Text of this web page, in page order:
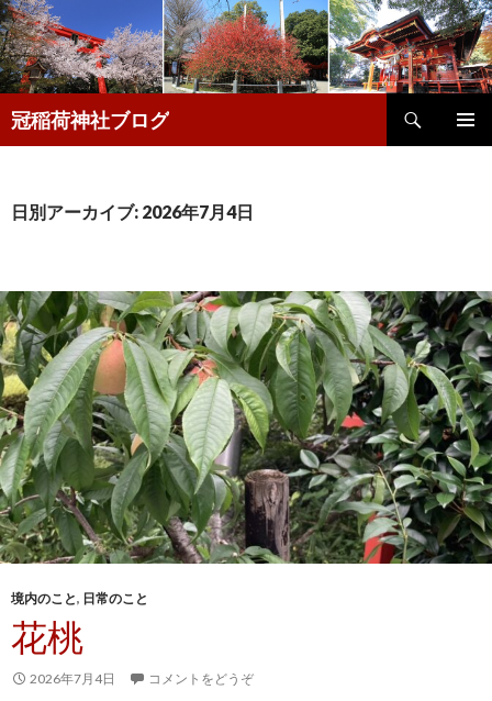
冠稲荷神社ブログ
索
ン
動
日別アーカイブ: 2026年7月4日
境内のこと, 日常のこと
花桃
2026年7月4日 コメントをどうぞ